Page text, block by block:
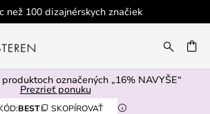
produktoch označených „16% NAVYŠE“
Prezrieť ponuku
BEST SKOPÍROVAŤ